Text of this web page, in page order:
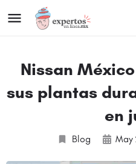
Nissan
sus plantas
en
Blog May